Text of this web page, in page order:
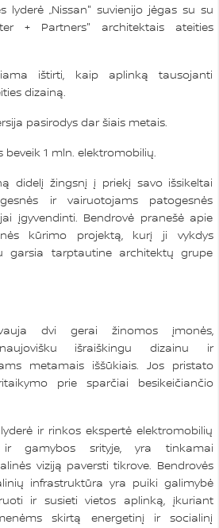
lyderė „Nissan" suvienijo jėgas su su
+ Partners" architektais ateities
ištirti, kaip aplinką tausojanti
dizainą.
pasirodys dar šiais metais.
beveik 1 mln. elektromobilių.
didelį žingsnį į priekį savo išsikeltai
ir vairuotojams patogesnės
įgyvendinti. Bendrovė pranešė apie
kūrimo projektą, kurį ji vykdys
garsia tarptautine architektų grupe
dvi gerai žinomos įmonės,
išraiškingu dizainu ir
metamais iššūkiais. Jos pristato
prie sparčiai besikeičiančio
ir rinkos ekspertė elektromobilių
ir gamybos srityje, yra tinkamai
viziją paversti tikrove. Bendrovės
infrastruktūra yra puiki galimybė
ir susieti vietos aplinką, įkuriant
skirtą energetinį ir socialinį